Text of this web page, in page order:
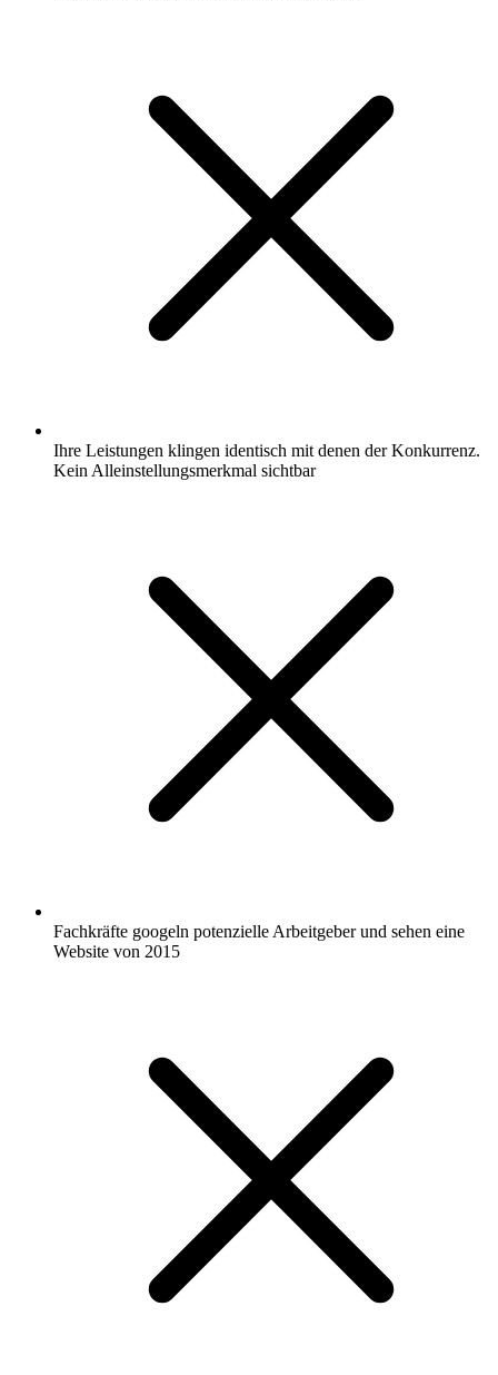
Ihre Leistungen klingen identisch mit denen der Konkurrenz.
Kein Alleinstellungsmerkmal sichtbar
Fachkräfte googeln potenzielle Arbeitgeber und sehen eine
Website von 2015